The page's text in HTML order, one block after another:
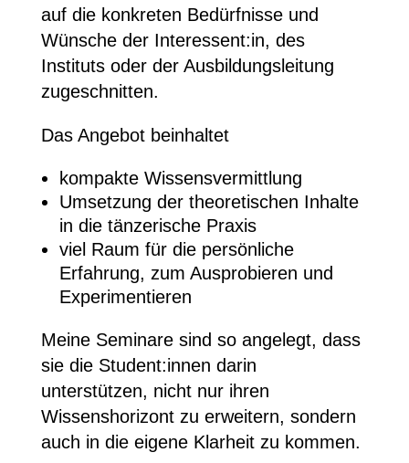
auf die konkreten Bedürfnisse und
Wünsche der Interessent:in, des
Instituts oder der Ausbildungsleitung
zugeschnitten.
Das Angebot beinhaltet
kompakte Wissensvermittlung
Umsetzung der theoretischen Inhalte
in die tänzerische Praxis
viel Raum für die persönliche
Erfahrung, zum Ausprobieren und
Experimentieren
Meine Seminare sind so angelegt, dass
sie die Student:innen darin
unterstützen, nicht nur ihren
Wissenshorizont zu erweitern, sondern
auch in die eigene Klarheit zu kommen.